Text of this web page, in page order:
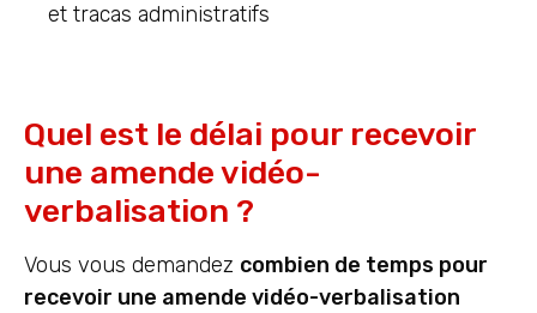
et tracas administratifs
Quel est le délai pour recevoir
une amende vidéo-
verbalisation ?
Vous vous demandez combien de temps pour
recevoir une amende vidéo-verbalisation